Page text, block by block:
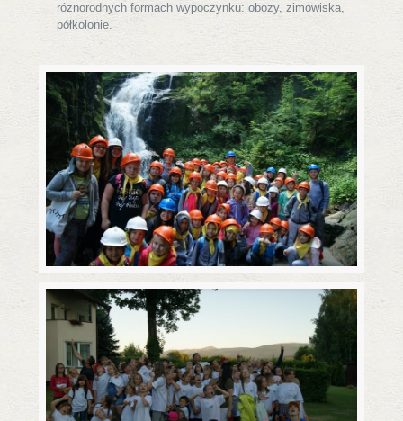
różnorodnych formach wypoczynku: obozy, zimowiska,
półkolonie.